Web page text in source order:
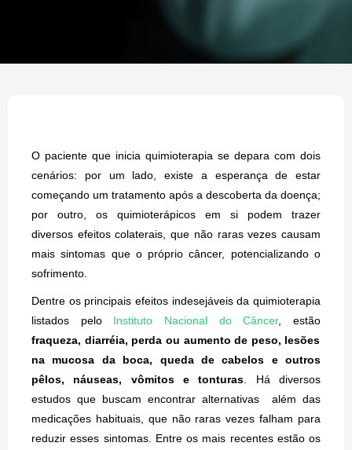
O paciente que inicia quimioterapia se depara com dois
cenários: por um lado, existe a esperança de estar
começando um tratamento após a descoberta da doença;
por outro, os quimioterápicos em si podem trazer
diversos efeitos colaterais, que não raras vezes causam
mais sintomas que o próprio câncer, potencializando o
sofrimento.
Dentre os principais efeitos indesejáveis da quimioterapia
listados pelo Instituto Nacional do Câncer , estão
fraqueza, diarréia, perda ou aumento de peso, lesões
na mucosa da boca, queda de cabelos e outros
pêlos, náuseas, vômitos e tonturas . Há diversos
estudos que buscam encontrar alternativas além das
medicações habituais, que não raras vezes falham para
reduzir esses sintomas. Entre os mais recentes estão os